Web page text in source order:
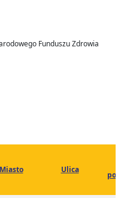
Funduszu Zdrowia
Miasto Ulica